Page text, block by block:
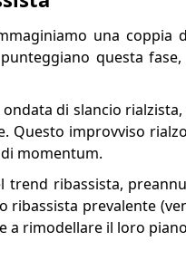
una coppia
questa
di slancio
Questo improvviso
momentum.
ribassista,
ribassista prevalente
rimodellare il loro